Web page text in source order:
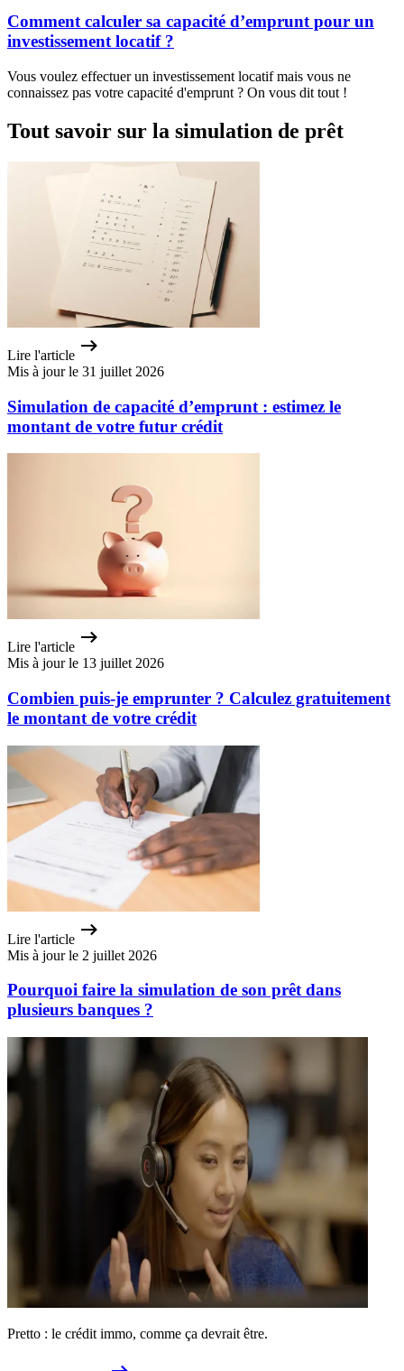
Comment calculer sa capacité d’emprunt pour un
investissement locatif ?
Vous voulez effectuer un investissement locatif mais vous ne
connaissez pas votre capacité d'emprunt ? On vous dit tout !
Tout savoir sur la simulation de prêt
Lire l'article
Mis à jour le 31 juillet 2026
Simulation de capacité d’emprunt : estimez le
montant de votre futur crédit
Lire l'article
Mis à jour le 13 juillet 2026
Combien puis-je emprunter ? Calculez gratuitement
le montant de votre crédit
Lire l'article
Mis à jour le 2 juillet 2026
Pourquoi faire la simulation de son prêt dans
plusieurs banques ?
Pretto : le crédit immo, comme ça devrait être.